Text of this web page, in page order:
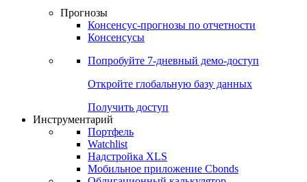
Прогнозы
Консенсус-прогнозы по отчетности
Консенсусы
Попробуйте 7-дневный демо-доступ
Откройте глобальную базу данных
Получить доступ
Инструментарий
Портфель
Watchlist
Надстройка XLS
Мобильное приложение Cbonds